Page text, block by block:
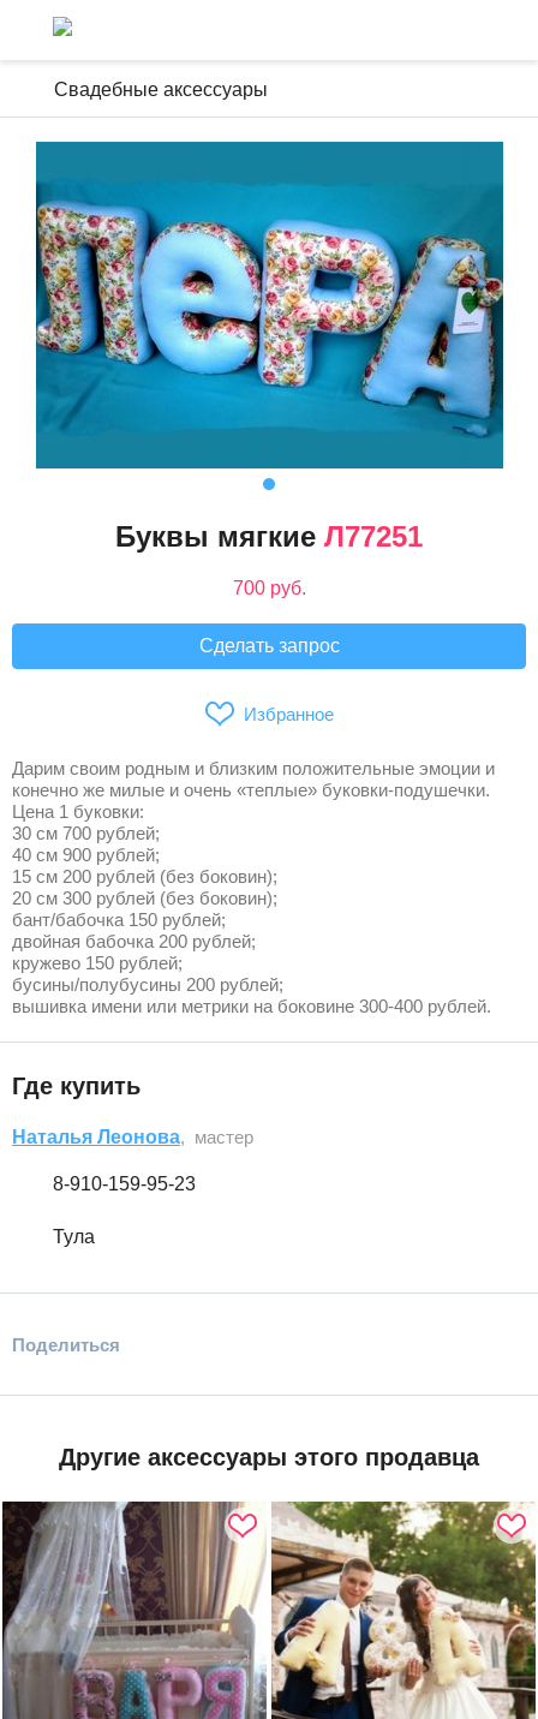
Свадебные аксессуары
Буквы мягкие Л77251
700 руб.
Сделать запрос
Избранное
Дарим своим родным и близким положительные эмоции и
конечно же милые и очень «теплые» буковки-подушечки.
Цена 1 буковки:
30 см 700 рублей;
40 см 900 рублей;
15 см 200 рублей (без боковин);
20 см 300 рублей (без боковин);
бант/бабочка 150 рублей;
двойная бабочка 200 рублей;
кружево 150 рублей;
бусины/полубусины 200 рублей;
вышивка имени или метрики на боковине 300-400 рублей.
Где купить
Наталья Леонова, мастер
8-910-159-95-23
Тула
Поделиться
Другие аксессуары этого продавца